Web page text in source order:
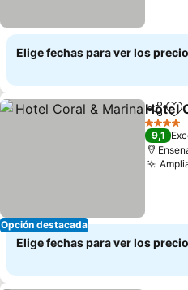
Elige fechas para ver los
Opción destacada
Hotel
4 Estrellas
9,1
Elige fechas para ver los